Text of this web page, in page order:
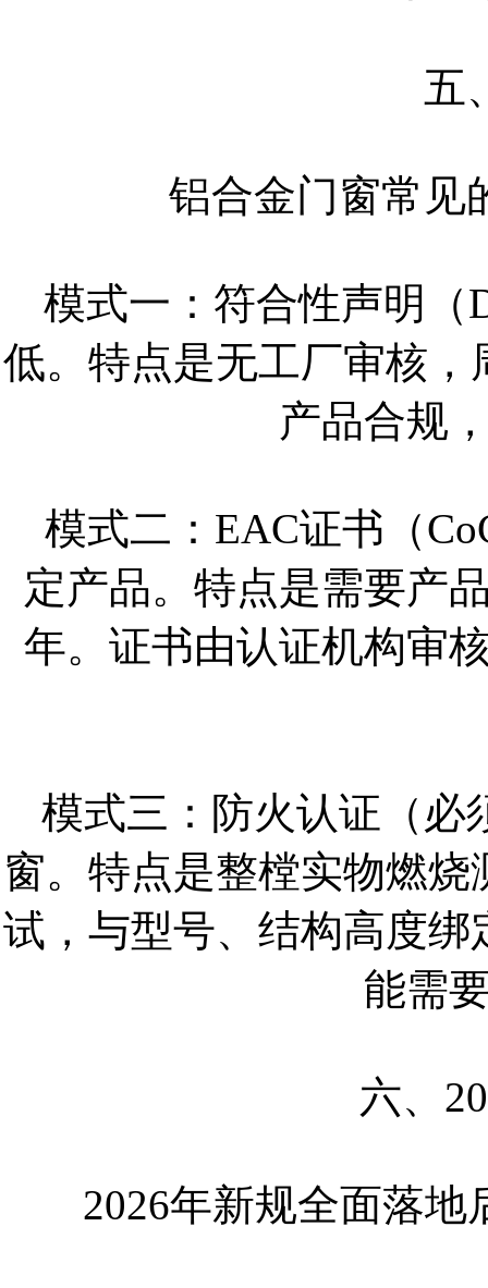
五
铝合金门窗常见
模式一：符合性声明（
低。特点是无工厂审核
产品合规
模式二：EAC证书（
定产品。特点是需要产
年。证书由认证机构审
模式三：防火认证（必
窗。特点是整樘实物燃
试，与型号、结构高度
能需
六、
2026年新规全面落